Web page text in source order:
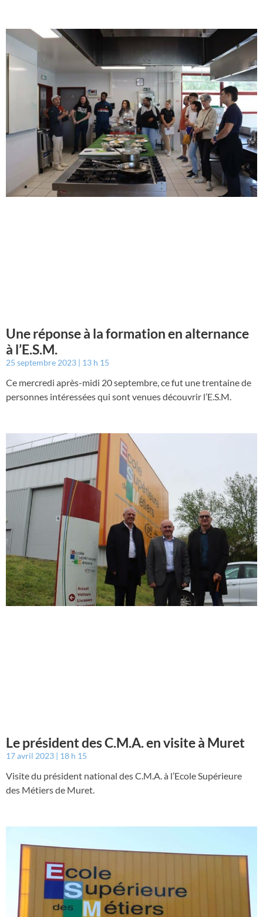
Une réponse à la formation en alternance
à l’E.S.M.
25 septembre 2023 13 h 15
Ce mercredi après-midi 20 septembre, ce fut une trentaine de
personnes intéressées qui sont venues découvrir l’E.S.M.
Le président des C.M.A. en visite à Muret
17 avril 2023 18 h 15
Visite du président national des C.M.A. à l’Ecole Supérieure
des Métiers de Muret.